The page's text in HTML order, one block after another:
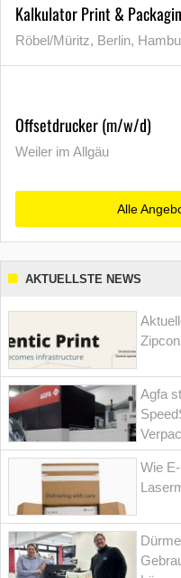
Kalkulator Print &
Röbel/Müritz, Berlin,
Offsetdrucker (m/w/d)
Weiler im Allgäu
Alle
AKTUELLSTE NEWS
Zipcon
Agfa
Wie